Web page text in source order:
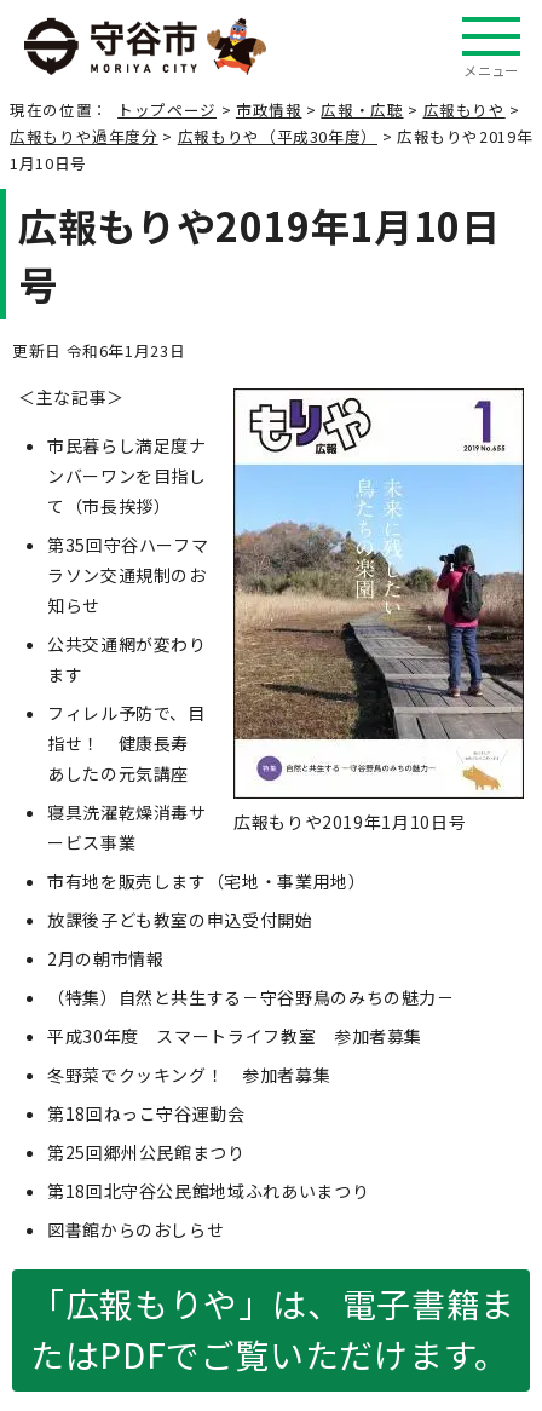
メニュー
現在の位置： トップページ > 市政情報 >広報・広聴 > 広報もりや >
広報もりや過年度分 > 広報もりや（平成30年度）
> 広報もりや2019年
1月10日号
広報もりや2019年1月10日
号
更新日 令和6年1月23日
広報もりや2019年1月10日号
＜主な記事＞
市民暮らし満足度ナ
ンバーワンを目指し
て（市長挨拶）
第35回守谷ハーフマ
ラソン交通規制のお
知らせ
公共交通網が変わり
ます
フィレル予防で、目
指せ！ 健康長寿
あしたの元気講座
寝具洗濯乾燥消毒サ
ービス事業
市有地を販売します（宅地・事業用地）
放課後子ども教室の申込受付開始
2月の朝市情報
（特集）自然と共生する－守谷野鳥のみちの魅力－
平成30年度 スマートライフ教室 参加者募集
冬野菜でクッキング！ 参加者募集
第18回ねっこ守谷運動会
第25回郷州公民館まつり
第18回北守谷公民館地域ふれあいまつり
図書館からのおしらせ
「広報もりや」は、電子書籍ま
たはPDFでご覧いただけます。